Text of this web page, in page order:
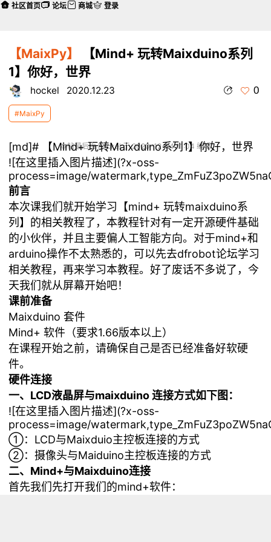
【MaixPy】
【Mind+ 玩转Maixduino系列
1】你好，世界
hockel 2020.12.23 0
#MaixPy
本帖最后由 hockel 于 2020-12-24 11:04 编辑
[md]# 【Mind+ 玩转Maixduino系列1】你好，世界
![在这里插入图片描述](?x-oss-
process=image/
前言
本次课我们就开始学习【mind+ 玩转maixduino系
列】的相关教程了，本教程针对有一定开源硬件基础
的小伙伴，并且主要偏人工智能方向。对于mind+和
arduino操作不太熟悉的，可以先去dfrobot论坛学习
相关教程，再来学习本教程。好了废话不多说了，今
天我们就从屏幕开始吧！
课前准备
Maixduino 套件
Mind+ 软件（要求1.66版本以上）
在课程开始之前，请确保自己是否已经准备好软硬
件。
硬件连接
一、LCD液晶屏与maixduino 连接方式如下图：
![在这里插入图片描述](?x-oss-
process=image/
①：LCD与Maixduio主控板连接的方式
②：摄像头与Maiduino主控板连接的方式
二、Mind+与Maixduino连接
首先我们先打开我们的mind+软件：
社区首页 论坛 商城 登录